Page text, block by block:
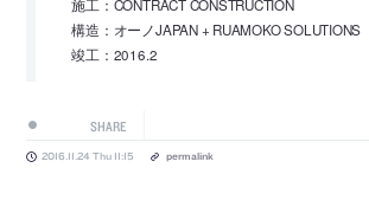
施工：CONTRACT CONSTRUCTION
構造：オーノJAPAN + RUAMOKO SOLUTIONS
竣工：2016.2
SHARE
2016.11.24 Thu 11:15 permalink